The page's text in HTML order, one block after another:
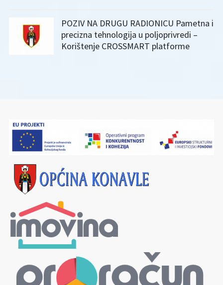
POZIV NA DRUGU RADIONICU Pametna i
precizna tehnologija u poljoprivredi –
Korištenje CROSSMART platforme